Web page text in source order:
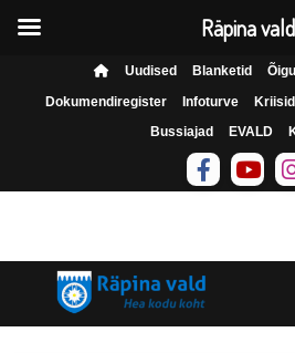
Uudised Blanketid
Dokumendiregister
Infoturve
Bussiajad
EVALD
Hea kodu koht
Räpina vald